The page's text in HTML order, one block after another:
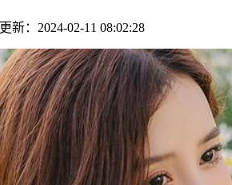
更新：2024-02-11 08:02:28